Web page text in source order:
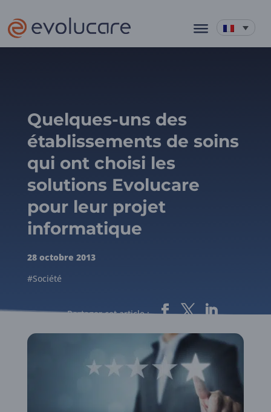
Quelques-uns des
établissements de soins
qui ont choisi les
solutions Evolucare
pour leur projet
informatique
28 octobre 2013
#Société
Partager cet article :